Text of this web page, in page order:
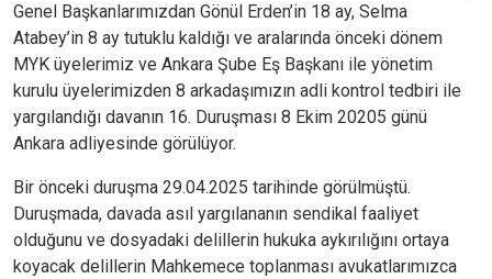
Genel Başkanlarımızdan Gönül Erden’in 18 ay, Selma
Atabey’in 8 ay tutuklu kaldığı ve aralarında önceki dönem
MYK üyelerimiz ve Ankara Şube Eş Başkanı ile yönetim
kurulu üyelerimizden 8 arkadaşımızın adli kontrol tedbiri ile
yargılandığı davanın 16. Duruşması 8 Ekim 20205 günü
Ankara adliyesinde görülüyor.
Bir önceki duruşma 29.04.2025 tarihinde görülmüştü.
Duruşmada, davada asıl yargılananın sendikal faaliyet
olduğunu ve dosyadaki delillerin hukuka aykırılığını ortaya
koyacak delillerin Mahkemece toplanması avukatlarımızca